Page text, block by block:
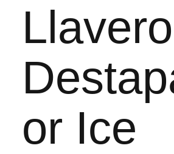
Llavero
or Ice